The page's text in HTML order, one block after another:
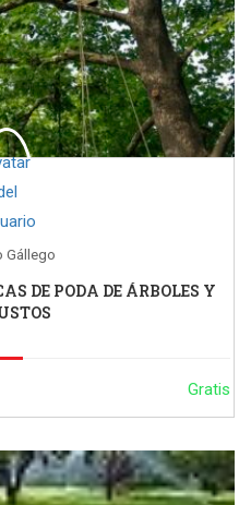
Gállego
DE PODA DE ÁRBOLES Y
Gratis